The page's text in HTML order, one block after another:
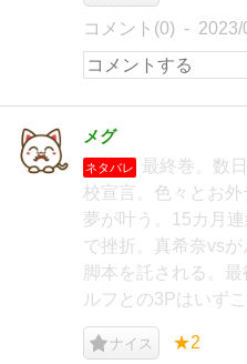
コメント(0) 2023/
メグ
ネタバレ
最終巻。数
校宣言。色々とお
夢が叶う。15カ月
で挫折。真希奈vs
脚本を託される。
ルフとの3Pはいずこ
ナイス ★2